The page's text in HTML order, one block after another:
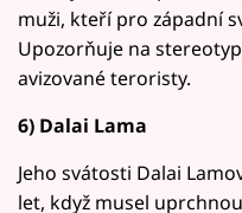
muži, kteří pro západní
Upozorňuje na
avizované teroristy.
6) Dalai Lama
Jeho svátosti Dalai
let, když musel